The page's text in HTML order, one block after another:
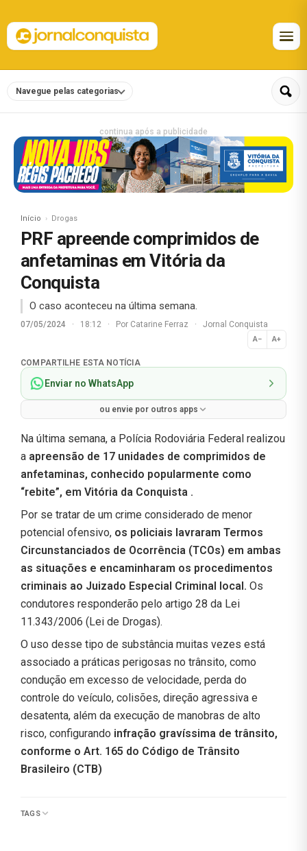
Navegue pelas categorias
continua após a publicidade
Início Drogas
PRF apreende comprimidos de
anfetaminas em Vitória da
Conquista
O caso aconteceu na última semana.
07/05/2024 · 18:12 · Por Catarine Ferraz · Jornal Conquista
A− A+
Normal
COMPARTILHE ESTA NOTÍCIA
Enviar no WhatsApp
ou envie por outros apps
Na última semana, a Polícia Rodoviária Federal realizou
a apreensão de 17 unidades de comprimidos de
anfetaminas, conhecido popularmente como
“rebite”, em Vitória da Conquista .
Por se tratar de um crime considerado de menor
potencial ofensivo, os policiais lavraram Termos
Circunstanciados de Ocorrência (TCOs) em ambas
as situações e encaminharam os procedimentos
criminais ao Juizado Especial Criminal local. Os
condutores responderão pelo artigo 28 da Lei
11.343/2006 (Lei de Drogas).
O uso desse tipo de substância muitas vezes está
associado a práticas perigosas no trânsito, como
condução em excesso de velocidade, perda do
controle do veículo, colisões, direção agressiva e
desatenta, além da execução de manobras de alto
risco, configurando infração gravíssima de trânsito,
conforme o Art. 165 do Código de Trânsito
Brasileiro (CTB)
TAGS